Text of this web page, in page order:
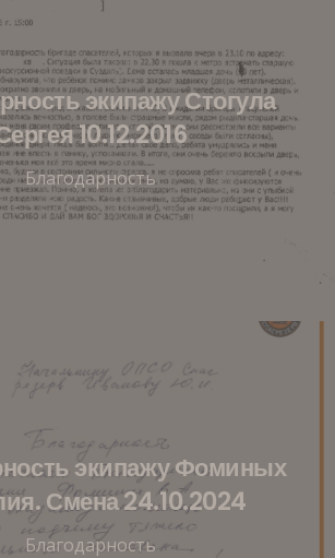
экипажу Стогула
10.12.2016
Благодарность
экипажу Фоминых
Смена 24.10.2024
Благодарность